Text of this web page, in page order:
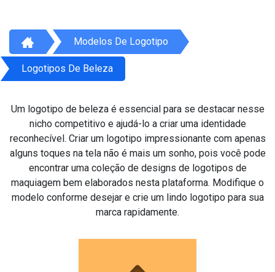
Modelos De Logotipo
Logotipos De Beleza
Um logotipo de beleza é essencial para se destacar nesse
nicho competitivo e ajudá-lo a criar uma identidade
reconhecível. Criar um logotipo impressionante com apenas
alguns toques na tela não é mais um sonho, pois você pode
encontrar uma coleção de designs de logotipos de
maquiagem bem elaborados nesta plataforma. Modifique o
modelo conforme desejar e crie um lindo logotipo para sua
marca rapidamente.